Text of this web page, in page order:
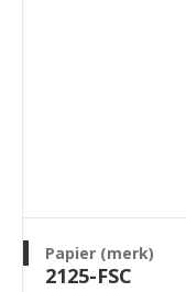
Papier (merk)
2125-FSC